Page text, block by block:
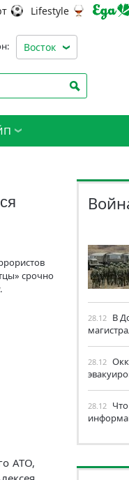
Lifestyle
Восток
срочно
АТО,
28.12 В
28.12
28.12